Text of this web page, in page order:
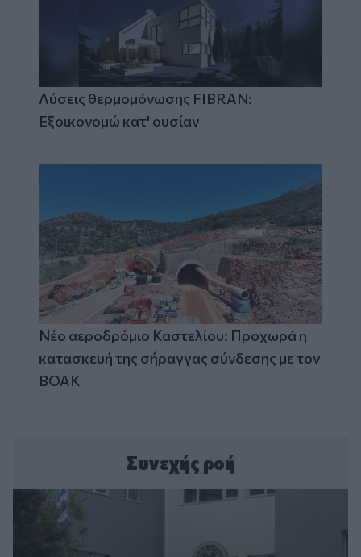
Λύσεις θερμομόνωσης FIBRAN:
Εξοικονομώ κατ' ουσίαν
Νέο αεροδρόμιο Καστελίου: Προχωρά η
κατασκευή της σήραγγας σύνδεσης με τον
ΒΟΑΚ
Συνεχής ροή